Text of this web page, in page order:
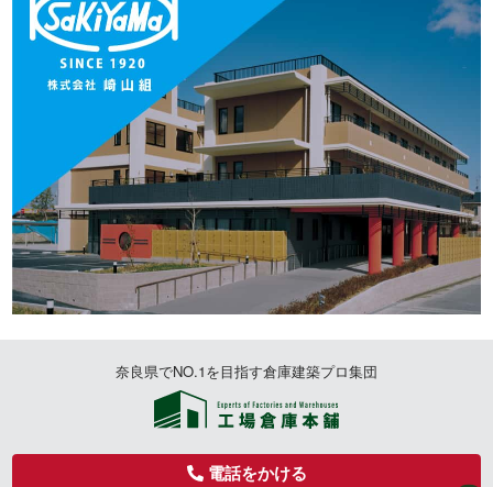
奈良県でNO.1を目指す倉庫建築プロ集団
電話をかける